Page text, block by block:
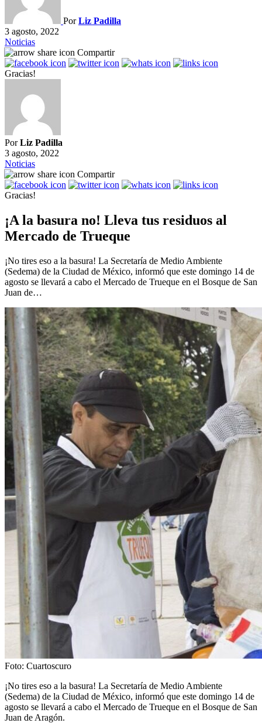
PorLiz Padilla
3 agosto, 2022
Noticias
Compartir
Gracias!
PorLiz Padilla
3 agosto, 2022
Noticias
Compartir
Gracias!
¡A la basura no! Lleva tus residuos al
Mercado de Trueque
¡No tires eso a la basura! La Secretaría de Medio Ambiente
(Sedema) de la Ciudad de México, informó que este domingo 14 de
agosto se llevará a cabo el Mercado de Trueque en el Bosque de San
Juan de…
Foto: Cuartoscuro
¡No tires eso a la basura! La Secretaría de Medio Ambiente
(Sedema) de la Ciudad de México, informó que este domingo 14 de
agosto se llevará a cabo el Mercado de Trueque en el Bosque de San
Juan de Aragón.